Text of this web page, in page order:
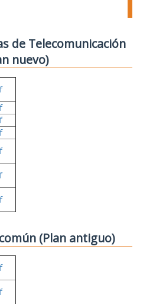
de Telecomunicación
nuevo)
(Plan antiguo)